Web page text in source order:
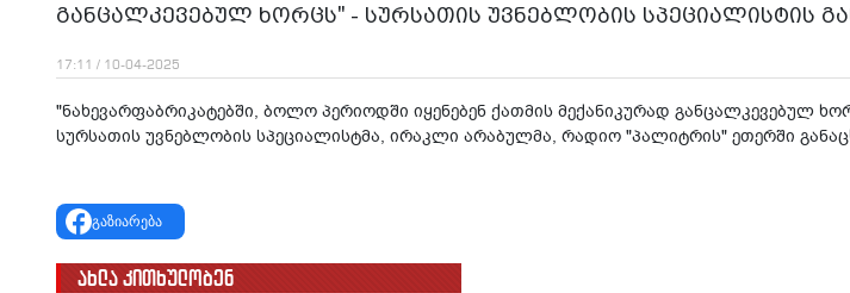
განცალკევებულ ხორცს" - სურსათის უვნებლობის სპეციალისტის
17:11 / 10-04-2025
"ნახევარფაბრიკატებში, ბოლო პერიოდში იყენებენ ქათმის მექანიკურად განცალკევებულ
სურსათის უვნებლობის სპეციალისტმა, ირაკლი არაბულმა, რადიო "პალიტრის" ეთერში
გაზიარება
ახლა კითხულობენ